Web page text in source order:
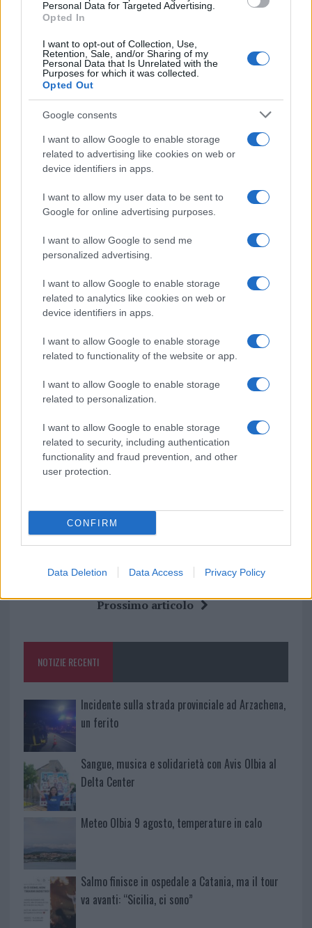
Personal Data for Targeted Advertising.
Opted In
I want to opt-out of Collection, Use,
Retention, Sale, and/or Sharing of my
Personal Data that Is Unrelated with the
Purposes for which it was collected.
Opted Out
Google consents
I want to allow Google to enable storage
related to advertising like cookies on web or
device identifiers in apps.
I want to allow my user data to be sent to
Google for online advertising purposes.
I want to allow Google to send me
personalized advertising.
I want to allow Google to enable storage
related to analytics like cookies on web or
device identifiers in apps.
I want to allow Google to enable storage
related to functionality of the website or app.
I want to allow Google to enable storage
related to personalization.
I want to allow Google to enable storage
related to security, including authentication
functionality and fraud prevention, and other
user protection.
CONFIRM
Data Deletion Data Access Privacy Policy
Sei già abbonato?
Puoi effettuare l'accesso andando nella
sezioneLogindal menù del sito o
cliccandoqui
Notizie Olbia
Notizie Sardegna Olbia Notizie
Entra nel canale telegram di
GalluraOggi.it
Inviaci le tue segnalazioni,
i tuoi video e le tue foto
Su WhatsApp al numero +39
345 356 7512
Ricevi le nostre ultime news
daGoogle News
Condividi l'articolo
F
a
ce
b
o
k
T
w
it
te
Pi
n
te
re
W
h
at
s
p
S
a
re
Prossimo articolo
NOTIZIE RECENTI
Incidente sulla strada provinciale ad Arzachena,
un ferito
Sangue, musica e solidarietà con Avis Olbia al
Delta Center
Meteo Olbia 9 agosto, temperature in calo
Salmo finisce in ospedale a Catania, ma il tour
va avanti: “Sicilia, ci sono”